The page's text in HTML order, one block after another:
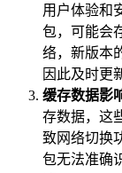
用户体验和
包，可能会
络，新版本
因此及时更
缓存数据影
存数据，这
致网络切换
包无法准确